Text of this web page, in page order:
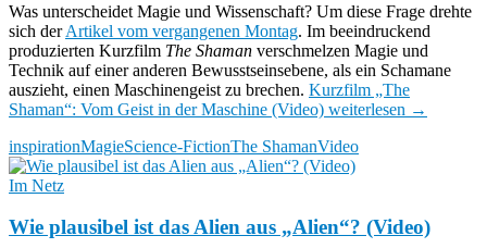
Was unterscheidet Magie und Wissenschaft? Um diese Frage drehte
sich derArtikel vom vergangenen Montag. Im beeindruckend
produzierten Kurzfilm The Shaman verschmelzen Magie und
Technik auf einer anderen Bewusstseinsebene, als ein Schamane
auszieht, einen Maschinengeist zu brechen. Kurzfilm „The
Shaman“: Vom Geist in der Maschine (Video) weiterlesen →
inspirationMagieScience-FictionThe ShamanVideo
Im Netz
Wie plausibel ist das Alien aus „Alien“? (Video)